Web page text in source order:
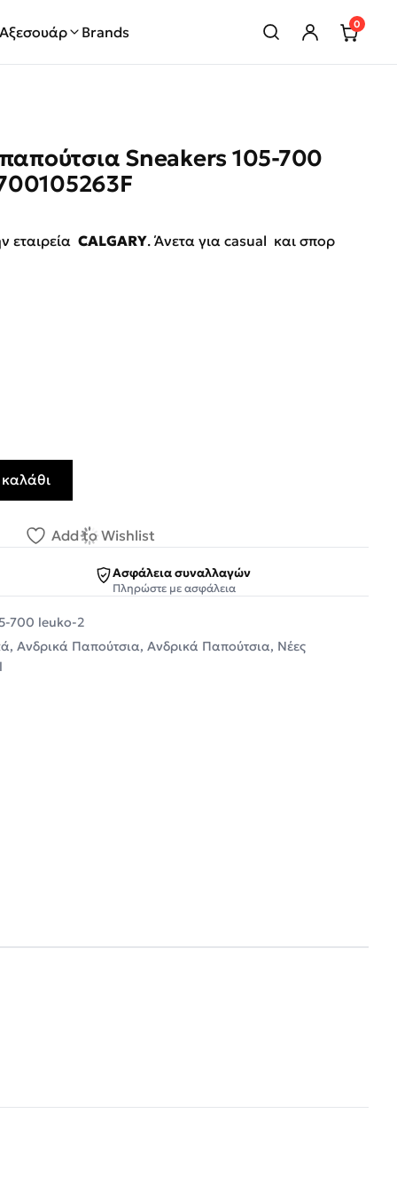
Αξεσουάρ Brands 0
παπούτσια Sneakers 105-700
was: €59.95.
εταιρεία CALGARY. Άνετα για casual και σπορ
Sneakers 105-700 Λευκό-Ταμπά O5700105263F
Add to Wishlist
Ασφάλεια συναλλαγών
Πληρώστε με ασφάλεια
700 leuko-2
, Ανδρικά Παπούτσια, Ανδρικά Παπούτσια, Νέες